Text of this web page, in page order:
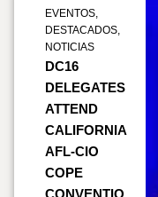
EVENTOS,
DESTACADOS,
NOTICIAS
DC16
DELEGATES
ATTEND
CALIFORNIA
AFL-CIO
COPE
CONVENTIO